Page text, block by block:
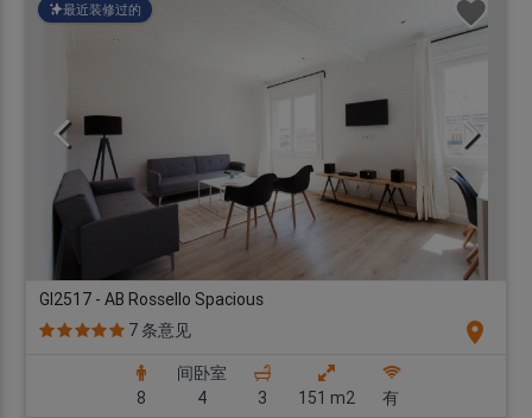
最近装修过的
GI2517 - AB Rossello Spacious
7 条意见
location_on
8
间卧室
4
3 151 m2
有